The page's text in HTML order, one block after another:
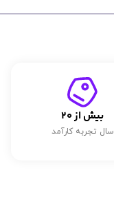
سال تجربه کارآمد
بیش از 20